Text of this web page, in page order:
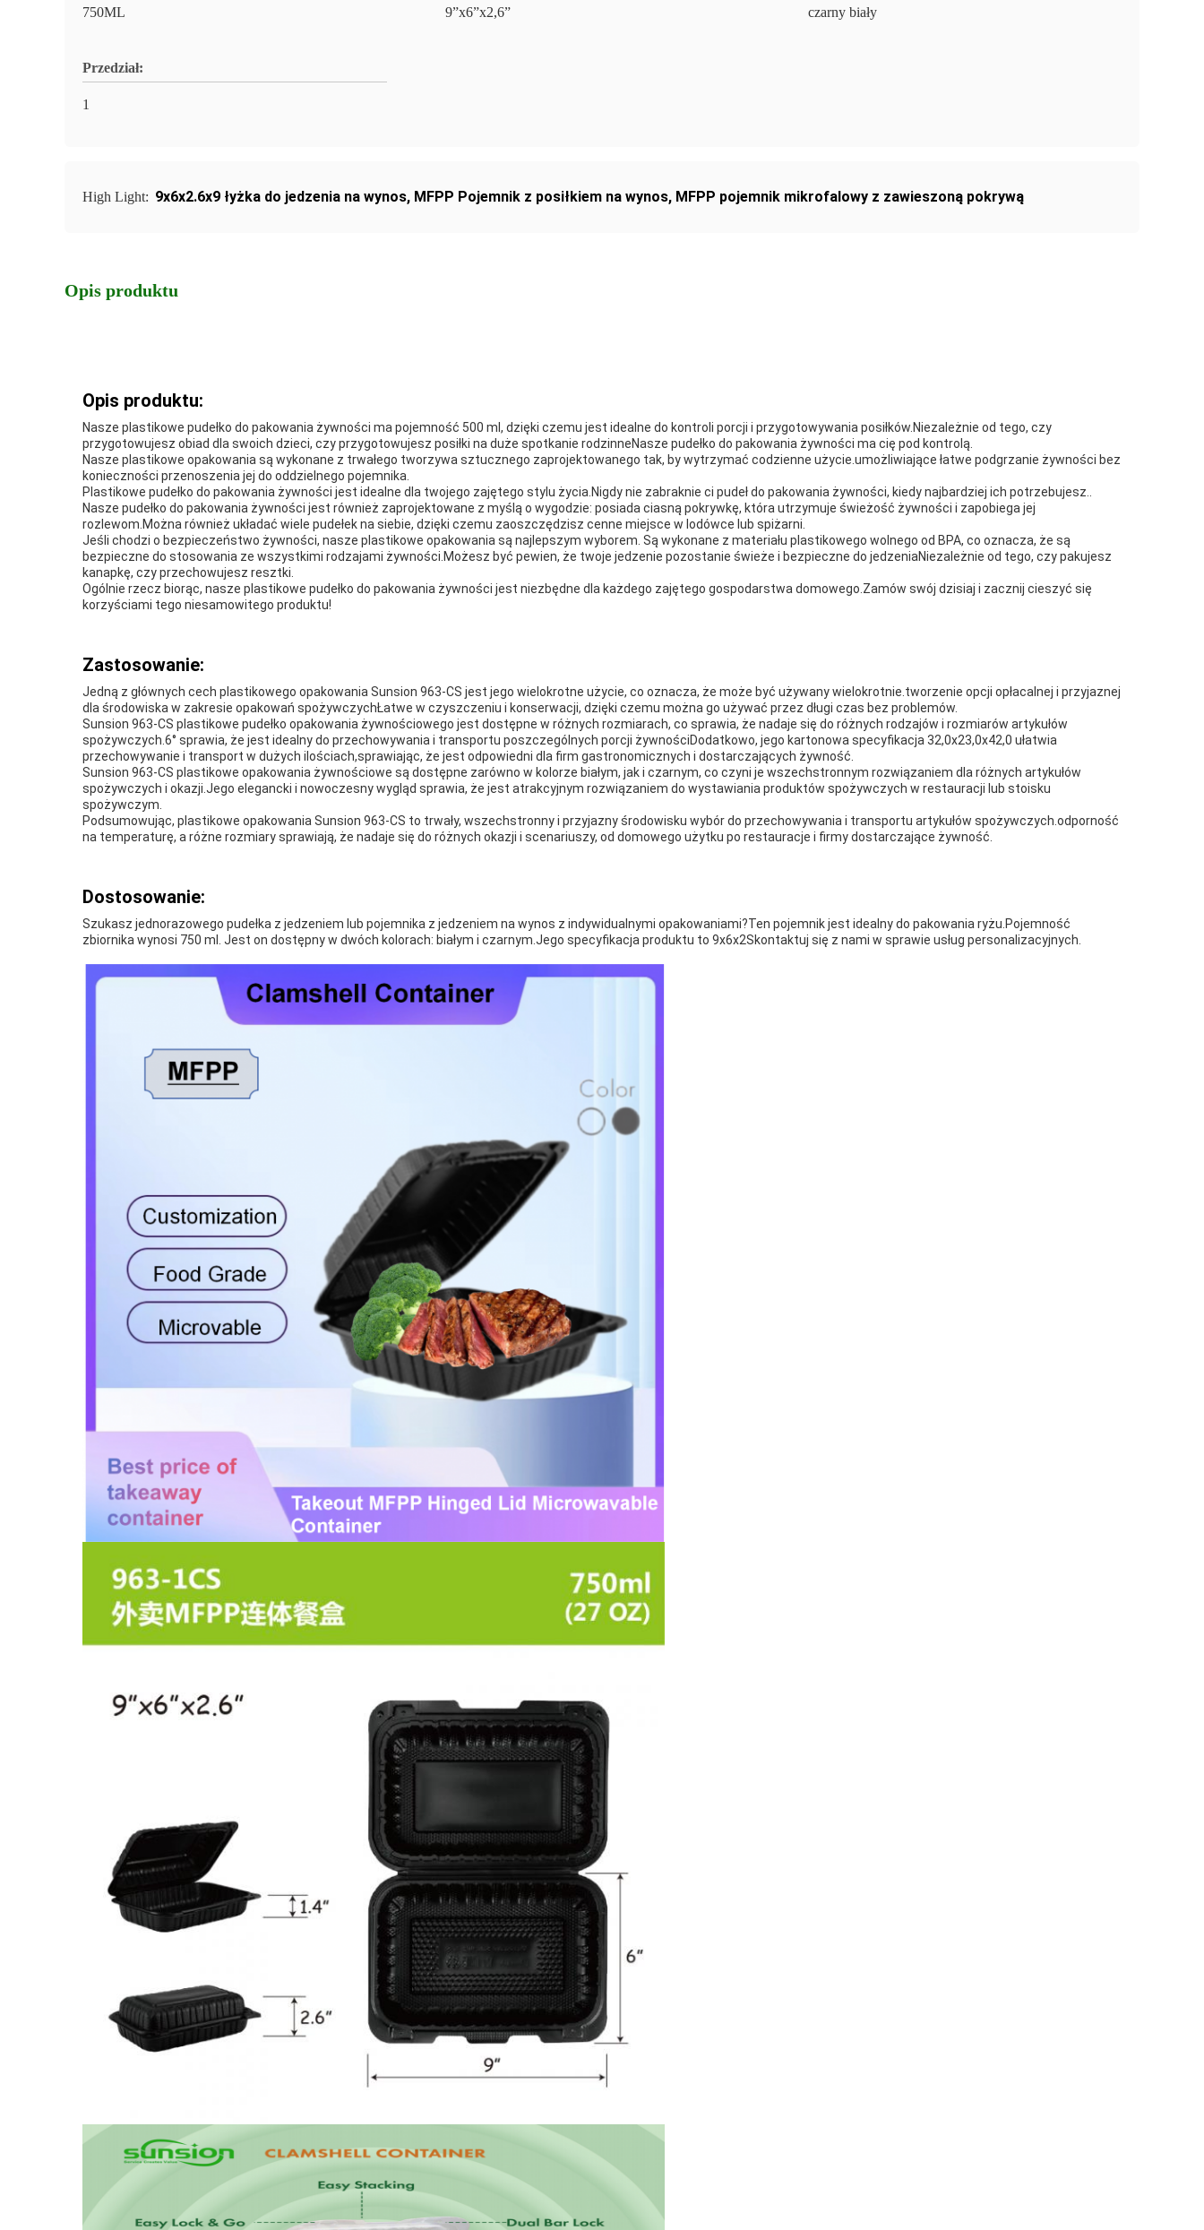
750ML 9”x6”x2,6” czarny biały
Przedział:
1
High Light: 9x6x2.6x9 łyżka do jedzenia na wynos, MFPP Pojemnik z posiłkiem na wynos, MFPP pojemnik mikrofalowy z zawieszoną pokrywą
Opis produktu
Opis produktu:
Nasze plastikowe pudełko do pakowania żywności ma pojemność 500 ml, dzięki czemu jest idealne do kontroli porcji i przygotowywania posiłków.Niezależnie od tego, czy
przygotowujesz obiad dla swoich dzieci, czy przygotowujesz posiłki na duże spotkanie rodzinneNasze pudełko do pakowania żywności ma cię pod kontrolą.
Nasze plastikowe opakowania są wykonane z trwałego tworzywa sztucznego zaprojektowanego tak, by wytrzymać codzienne użycie.umożliwiające łatwe podgrzanie żywności bez
konieczności przenoszenia jej do oddzielnego pojemnika.
Plastikowe pudełko do pakowania żywności jest idealne dla twojego zajętego stylu życia.Nigdy nie zabraknie ci pudeł do pakowania żywności, kiedy najbardziej ich potrzebujesz..
Nasze pudełko do pakowania żywności jest również zaprojektowane z myślą o wygodzie: posiada ciasną pokrywkę, która utrzymuje świeżość żywności i zapobiega jej
rozlewom.Można również układać wiele pudełek na siebie, dzięki czemu zaoszczędzisz cenne miejsce w lodówce lub spiżarni.
Jeśli chodzi o bezpieczeństwo żywności, nasze plastikowe opakowania są najlepszym wyborem. Są wykonane z materiału plastikowego wolnego od BPA, co oznacza, że są
bezpieczne do stosowania ze wszystkimi rodzajami żywności.Możesz być pewien, że twoje jedzenie pozostanie świeże i bezpieczne do jedzeniaNiezależnie od tego, czy pakujesz
kanapkę, czy przechowujesz resztki.
Ogólnie rzecz biorąc, nasze plastikowe pudełko do pakowania żywności jest niezbędne dla każdego zajętego gospodarstwa domowego.Zamów swój dzisiaj i zacznij cieszyć się
korzyściami tego niesamowitego produktu!
Zastosowanie:
Jedną z głównych cech plastikowego opakowania Sunsion 963-CS jest jego wielokrotne użycie, co oznacza, że może być używany wielokrotnie.tworzenie opcji opłacalnej i przyjaznej
dla środowiska w zakresie opakowań spożywczychŁatwe w czyszczeniu i konserwacji, dzięki czemu można go używać przez długi czas bez problemów.
Sunsion 963-CS plastikowe pudełko opakowania żywnościowego jest dostępne w różnych rozmiarach, co sprawia, że nadaje się do różnych rodzajów i rozmiarów artykułów
spożywczych.6° sprawia, że jest idealny do przechowywania i transportu poszczególnych porcji żywnościDodatkowo, jego kartonowa specyfikacja 32,0x23,0x42,0 ułatwia
przechowywanie i transport w dużych ilościach,sprawiając, że jest odpowiedni dla firm gastronomicznych i dostarczających żywność.
Sunsion 963-CS plastikowe opakowania żywnościowe są dostępne zarówno w kolorze białym, jak i czarnym, co czyni je wszechstronnym rozwiązaniem dla różnych artykułów
spożywczych i okazji.Jego elegancki i nowoczesny wygląd sprawia, że jest atrakcyjnym rozwiązaniem do wystawiania produktów spożywczych w restauracji lub stoisku
spożywczym.
Podsumowując, plastikowe opakowania Sunsion 963-CS to trwały, wszechstronny i przyjazny środowisku wybór do przechowywania i transportu artykułów spożywczych.odporność
na temperaturę, a różne rozmiary sprawiają, że nadaje się do różnych okazji i scenariuszy, od domowego użytku po restauracje i firmy dostarczające żywność.
Dostosowanie:
Szukasz jednorazowego pudełka z jedzeniem lub pojemnika z jedzeniem na wynos z indywidualnymi opakowaniami?Ten pojemnik jest idealny do pakowania ryżu.Pojemność
zbiornika wynosi 750 ml. Jest on dostępny w dwóch kolorach: białym i czarnym.Jego specyfikacja produktu to 9x6x2Skontaktuj się z nami w sprawie usług personalizacyjnych.